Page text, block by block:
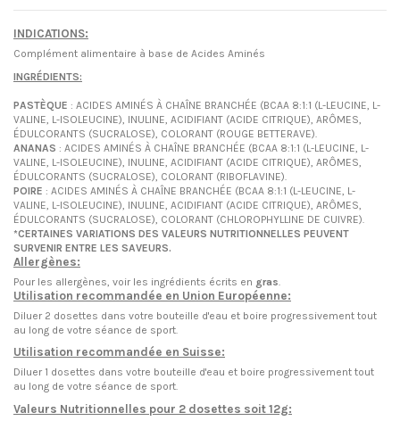
INDICATIONS:
Complément alimentaire à base de Acides Aminés
INGRÉDIENTS:
PASTÈQUE : ACIDES AMINÉS À CHAÎNE BRANCHÉE (BCAA 8:1:1 (L-LEUCINE, L-
VALINE, L-ISOLEUCINE), INULINE, ACIDIFIANT (ACIDE CITRIQUE), ARÔMES,
ÉDULCORANTS (SUCRALOSE), COLORANT (ROUGE BETTERAVE).
ANANAS : ACIDES AMINÉS À CHAÎNE BRANCHÉE (BCAA 8:1:1 (L-LEUCINE, L-
VALINE, L-ISOLEUCINE), INULINE, ACIDIFIANT (ACIDE CITRIQUE), ARÔMES,
ÉDULCORANTS (SUCRALOSE), COLORANT (RIBOFLAVINE).
POIRE : ACIDES AMINÉS À CHAÎNE BRANCHÉE (BCAA 8:1:1 (L-LEUCINE, L-
VALINE, L-ISOLEUCINE), INULINE, ACIDIFIANT (ACIDE CITRIQUE), ARÔMES,
ÉDULCORANTS (SUCRALOSE), COLORANT (CHLOROPHYLLINE DE CUIVRE).
*CERTAINES VARIATIONS DES VALEURS NUTRITIONNELLES PEUVENT
SURVENIR ENTRE LES SAVEURS.
Allergènes:
Pour les allergènes, voir les ingrédients écrits en gras
Utilisation recommandée en Union Européenne:
Diluer 2 dosettes dans votre bouteille d'eau et boire progressivement tout
au long de votre séance de sport.
Utilisation recommandée en Suisse:
Diluer 1 dosettes dans votre bouteille d'eau et boire progressivement tout
au long de votre séance de sport.
Valeurs Nutritionnelles pour 2 dosettes soit 12g: